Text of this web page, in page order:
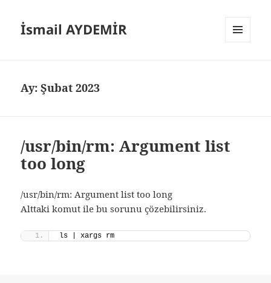
İsmail AYDEMİR
Ay:Şubat 2023
/usr/bin/rm: Argument list
too long
/usr/bin/rm: Argument list too long
Alttaki komut ile bu sorunu çözebilirsiniz.
ls | xargs rm